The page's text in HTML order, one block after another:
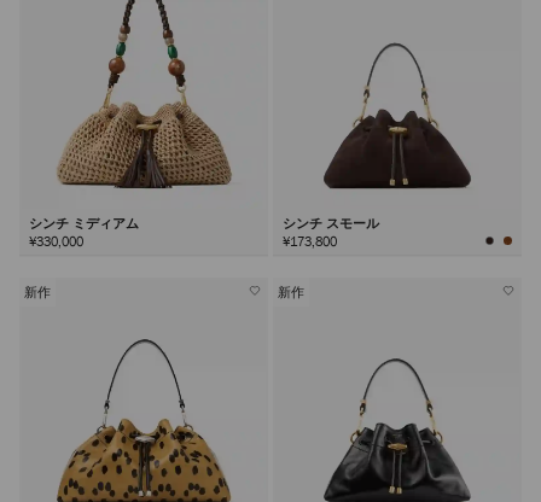
シンチ ミディアム
¥330,000
シンチ スモール
¥173,800
新作 新作